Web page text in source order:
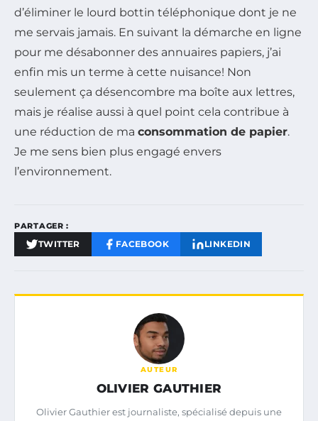
d’éliminer le lourd bottin téléphonique dont je ne
me servais jamais. En suivant la démarche en ligne
pour me désabonner des annuaires papiers, j’ai
enfin mis un terme à cette nuisance! Non
seulement ça désencombre ma boîte aux lettres,
mais je réalise aussi à quel point cela contribue à
une réduction de ma consommation de papier.
Je me sens bien plus engagé envers
l’environnement.
PARTAGER :
TWITTER FACEBOOK LINKEDIN
AUTEUR
OLIVIER GAUTHIER
Olivier Gauthier est journaliste, spécialisé depuis une